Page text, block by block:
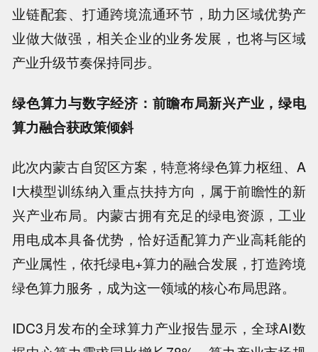
业链配套、打通跨境流通环节，助力区域优势产
业做大做强，相关企业的业务发展，也将与区域
产业升级节奏保持同步。
绿色算力与数字经济：前瞻布局新兴产业，绿电
算力融合获政策倾斜
此次内蒙古自贸区方案，特意将绿色算力枢纽、A
I大模型训练纳入重点扶持方向，属于前瞻性的新
兴产业布局。内蒙古拥有充足的绿电资源，工业
用电成本具备优势，恰好适配算力产业高耗能的
产业属性，依托绿电+算力的融合发展，打造跨境
绿色算力服务，成为这一领域的核心布局思路。
IDC3月发布的全球算力产业报告显示，全球AI数